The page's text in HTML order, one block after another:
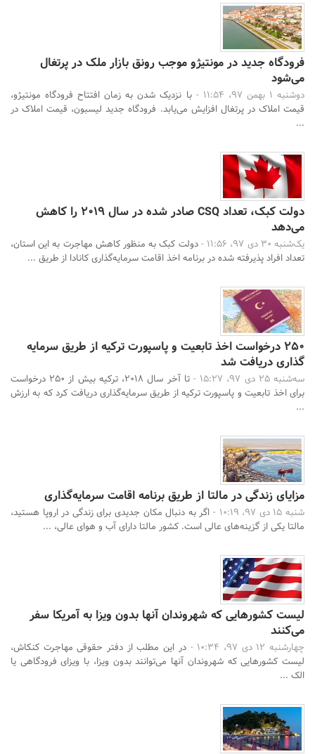
فرودگاه جدید در مونتیژو موجب رونق بازار ملک در پرتغال
می‌شود
دوشنبه 1 بهمن 97، 11:54 -
با نزدیک شدن به زمان افتتاح فرودگاه مونتیژو،
قیمت املاک در پرتغال افزایش می‌یابد. فرودگاه جدید لیسبون، قیمت املاک در
...
دولت کبک، تعداد CSQ صادر شده در سال 2019 را کاهش
می‌دهد
یک‌شنبه 30 دی 97، 11:56 -
دولت کبک به منظور کاهش مهاجرت به این استان،
تعداد افراد پذیرفته شده در برنامه اخذ اقامت سرمایه‌گذاری کانادا از طریق ...
250 درخواست اخذ تابعیت و پاسپورت ترکیه از طریق سرمایه
گذاری دریافت شد
سه‌شنبه 25 دی 97، 15:27 -
تا آخر سال 2018، ترکیه بیش از 250 درخواست
برای اخذ تابعیت و پاسپورت ترکیه از طریق سرمایه‌گذاری دریافت کرد که به ارزش
...
مزایای زندگی در مالتا از طریق برنامه اقامت سرمایه‌گذاری
شنبه 15 دی 97، 10:19 -
اگر به دنبال مکان جدیدی برای زندگی در اروپا هستید،
مالتا یکی از گزینه‌های عالی است. کشور مالتا دارای آب و هوای عالی، ...
لیست کشورهایی که شهروندان آنها بدون ویزا به آمریکا سفر
می‌کنند
چهارشنبه 12 دی 97، 10:34 -
در این مطلب از دفتر حقوقی مهاجرت کنکاش،
لیست کشورهایی که شهروندان آنها می‌توانند بدون ویزا، با ویزای فرودگاهی یا
الک ...